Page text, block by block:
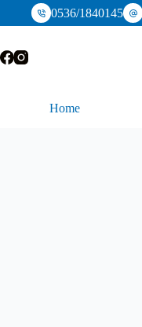
0536/1840145
Home